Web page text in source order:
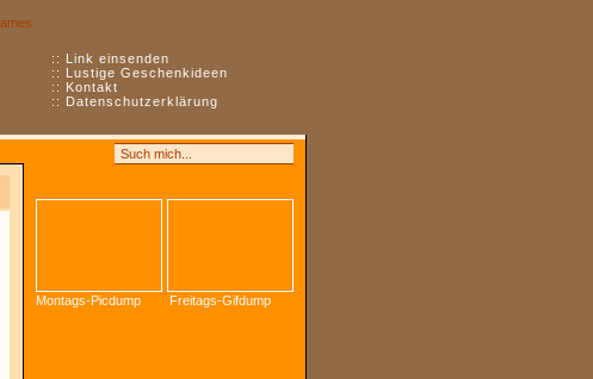
:: Link einsenden
:: Lustige Geschenkideen
:: Kontakt
:: Datenschutzerklärung
Montags-Picdump Freitags-Gifdump